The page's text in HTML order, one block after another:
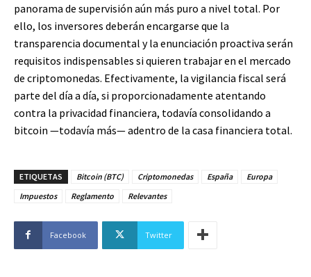
panorama de supervisión aún más puro a nivel total. Por
ello, los inversores deberán encargarse que la
transparencia documental y la enunciación proactiva serán
requisitos indispensables si quieren trabajar en el mercado
de criptomonedas. Efectivamente, la vigilancia fiscal será
parte del día a día, si proporcionadamente atentando
contra la privacidad financiera, todavía consolidando a
bitcoin —todavía más— adentro de la casa financiera total.
ETIQUETAS Bitcoin (BTC) Criptomonedas España
Europa
Impuestos
Reglamento Relevantes
Facebook Twitter